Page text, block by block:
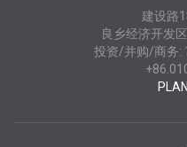
建设路
良乡经济开发区
投资/并购/商务: